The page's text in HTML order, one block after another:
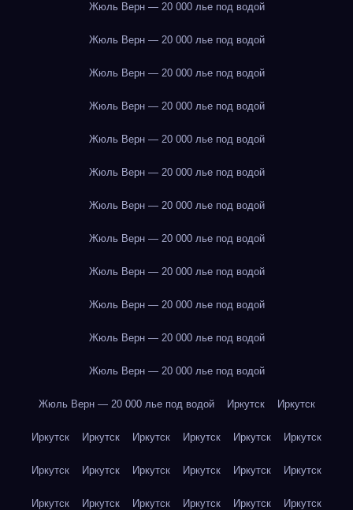
Жюль Верн — 20 000 лье под водой
Жюль Верн — 20 000 лье под водой
Жюль Верн — 20 000 лье под водой
Жюль Верн — 20 000 лье под водой
Жюль Верн — 20 000 лье под водой
Жюль Верн — 20 000 лье под водой
Жюль Верн — 20 000 лье под водой
Жюль Верн — 20 000 лье под водой
Жюль Верн — 20 000 лье под водой
Жюль Верн — 20 000 лье под водой
Жюль Верн — 20 000 лье под водой
Жюль Верн — 20 000 лье под водой
Жюль Верн — 20 000 лье под водой Иркутск Иркутск
Иркутск Иркутск Иркутск Иркутск Иркутск Иркутск
Иркутск Иркутск Иркутск Иркутск Иркутск Иркутск
Иркутск Иркутск Иркутск Иркутск Иркутск Иркутск